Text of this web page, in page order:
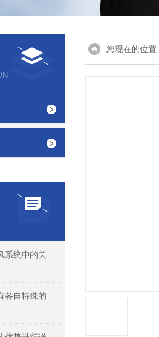
系统中的关
各自特殊的
您现在的位置